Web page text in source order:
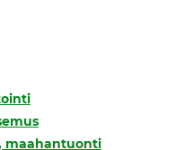
maahantuonti